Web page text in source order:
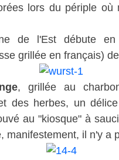
lors du périple où
de l'Est débute en
grillée en français)
, grillée au
des herbes, un
au "kiosque" à
manifestement, il n'y a